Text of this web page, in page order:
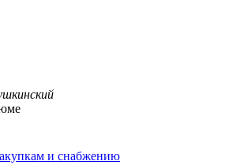
и снабжению